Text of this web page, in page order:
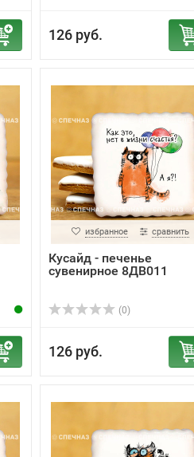
126 руб.
избранное сравнить
Кусайд - печенье
сувенирное 8ДВ011
(0)
126 руб.